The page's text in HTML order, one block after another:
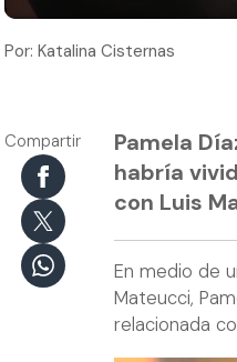
Por: Katalina Cisternas
Compartir
Pamela
habría
con Luis
En medio de
Mateucci,
relacionada